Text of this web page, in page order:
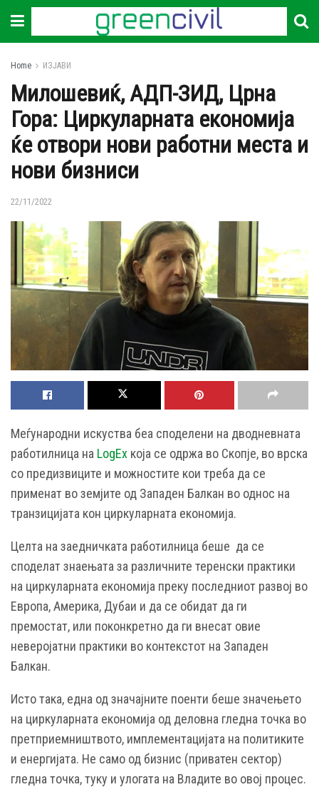
Home ИЗЈАВИ
Милошевиќ, АДП-ЗИД, Црна
Гора: Циркуларната економија
ќе отвори нови работни места и
нови бизниси
22/11/2022
Меѓународни искуства беа споделени на дводневната
работилница на LogEx која се одржа во Скопје, во врска
со предизвиците и можностите кои треба да се
применат во земјите од Западен Балкан во однос на
транзицијата кон циркуларната економија.
Целта на заедничката работилница беше да се
споделат знаењата за различните теренски практики
на циркуларната економија преку последниот развој во
Европа, Америка, Дубаи и да се обидат да ги
премостат, или поконкретно да ги внесат овие
неверојатни практики во контекстот на Западен
Балкан.
Исто така, една од значајните поенти беше значењето
на циркуларната економија од деловна гледна точка во
претприемништвото, имплементацијата на политиките
и енергијата. Не само од бизнис (приватен сектор)
гледна точка, туку и улогата на Владите во овој процес.